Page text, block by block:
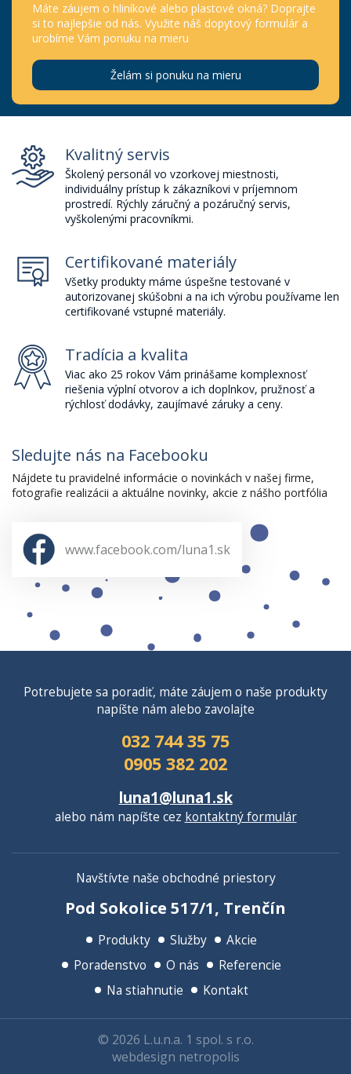
Máte záujem o hliníkové alebo plastové okná? Doprajte
si to najlepšie od nás. Využite náš dopytový formulár a
urobíme Vám ponuku na mieru
Želám si ponuku na mieru
Kvalitný servis
Školený personál vo vzorkovej miestnosti,
individuálny prístup k zákazníkovi v príjemnom
prostredí. Rýchly záručný a pozáručný servis,
vyškolenými pracovníkmi.
Certifikované materiály
Všetky produkty máme úspešne testované v
autorizovanej skúšobni a na ich výrobu používame len
certifikované vstupné materiály.
Tradícia a kvalita
Viac ako 25 rokov Vám prinášame komplexnosť
riešenia výplní otvorov a ich doplnkov, pružnosť a
rýchlosť dodávky, zaujímavé záruky a ceny.
Sledujte nás na Facebooku
Nájdete tu pravidelné informácie o novinkách v našej firme,
fotografie realizácii a aktuálne novinky, akcie z nášho portfólia
www.facebook.com/luna1.sk
Potrebujete sa poradiť, máte záujem o naše produkty
napíšte nám alebo zavolajte
032 744 35 75
0905 382 202
luna1@luna1.sk
alebo nám napíšte cez kontaktný formulár
Navštívte naše obchodné priestory
Pod Sokolice 517/1, Trenčín
Produkty Služby
Akcie
Poradenstvo
O nás
Referencie
Na stiahnutie
Kontakt
© 2026 L.u.n.a. 1 spol. s r.o.
webdesign netropolis